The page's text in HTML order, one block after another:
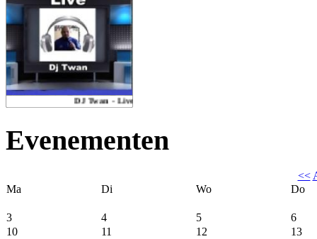
Evenementen
<<
Ma
Di Wo Do
3 4 5
6
10
11 12
13